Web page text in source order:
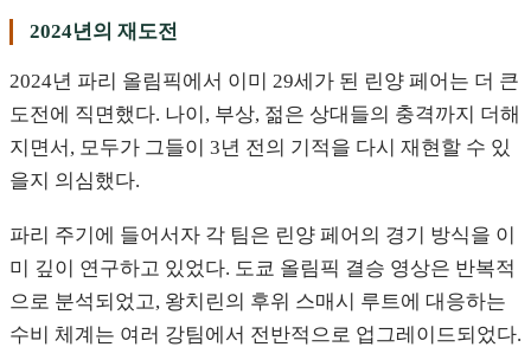
2024년의 재도전
2024년 파리 올림픽에서 이미 29세가 된 린양 페어는 더 큰
도전에 직면했다. 나이, 부상, 젊은 상대들의 충격까지 더해
지면서, 모두가 그들이 3년 전의 기적을 다시 재현할 수 있
을지 의심했다.
파리 주기에 들어서자 각 팀은 린양 페어의 경기 방식을 이
미 깊이 연구하고 있었다. 도쿄 올림픽 결승 영상은 반복적
으로 분석되었고, 왕치린의 후위 스매시 루트에 대응하는
수비 체계는 여러 강팀에서 전반적으로 업그레이드되었다.